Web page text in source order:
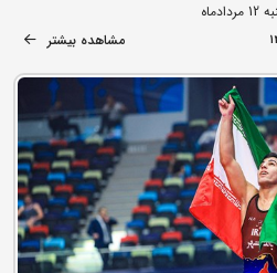
مشاهده بیشتر